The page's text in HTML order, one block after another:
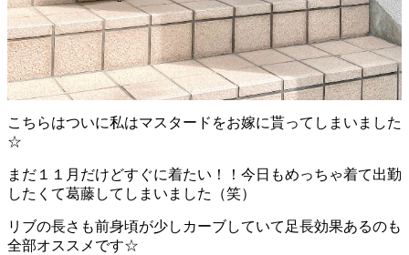
こちらはついに私はマスタードをお嫁に貰ってしまいました
☆
まだ１１月だけどすぐに着たい！！今日もめっちゃ着て出勤
したくて葛藤してしまいました（笑）
リブの長さも前身頃が少しカーブしていて足長効果あるのも
全部オススメです☆